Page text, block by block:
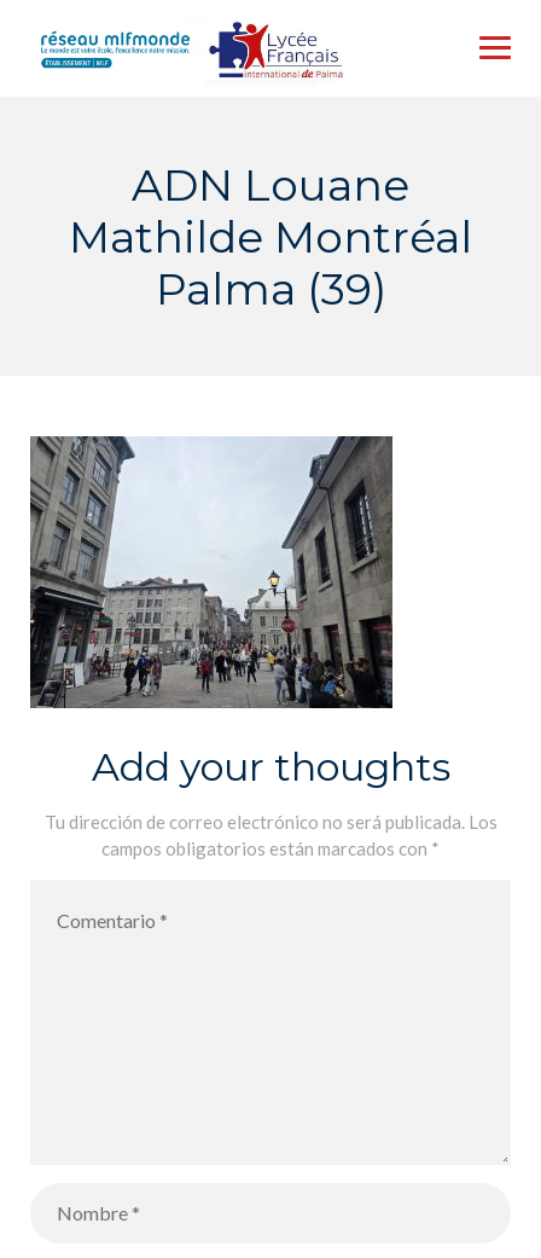
content
ADN Louane
Mathilde Montréal
Palma (39)
Add your thoughts
Tu dirección de correo electrónico no será publicada. Los
campos obligatorios están marcados con *